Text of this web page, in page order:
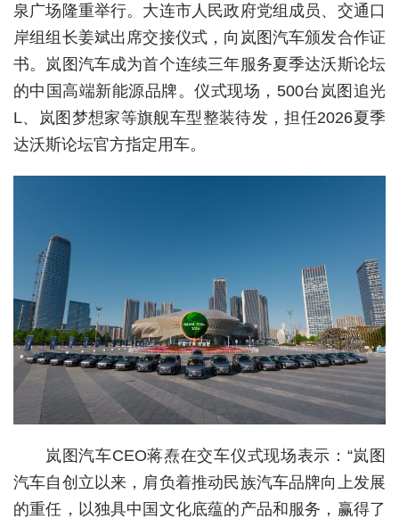
世相
环球
专题
极客圈
科教
健康
悠游
相亲
汽车
房产
消费
创意
泉广场隆重举行。大连市人民政府党组成员、交通口
岸组组长姜斌出席交接仪式，向岚图汽车颁发合作证
书。岚图汽车成为首个连续三年服务夏季达沃斯论坛
的中国高端新能源品牌。仪式现场，500台岚图追光
L、岚图梦想家等旗舰车型整装待发，担任2026夏季
达沃斯论坛官方指定用车。
岚图汽车CEO蒋焘在交车仪式现场表示：“岚图
汽车自创立以来，肩负着推动民族汽车品牌向上发展
的重任，以独具中国文化底蕴的产品和服务，赢得了